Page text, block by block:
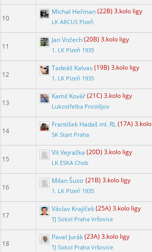
10
Michal Heřman(22B) 3.kolo ligy
LK ARCUS Plzeň
11
Jan Vožech(20B) 3.kolo ligy
1. LK Plzeň 1935
12
Tadeáš Kalvas (19B) 3.kolo ligy
1. LK Plzeň 1935
13
Kamil Kovář(21C) 3.kolo ligy
Lukostřelba Prostějov
14
František Hadaš ml. RL(17A)
SK Start Praha
15
Vít Vejražka (20D) 3.kolo ligy
LK ESKA Cheb
16
Milan Šustr(21B) 3.kolo ligy
1. LK Plzeň 1935
17
Václav Krajíček(25A) 3.kolo ligy
TJ Sokol Praha Vršovice
18
Pavel Jurák(23A) 3.kolo ligy
TJ Sokol Praha Vršovice